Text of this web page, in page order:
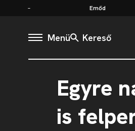
Emőd
Menü Kereső
Egyre
is